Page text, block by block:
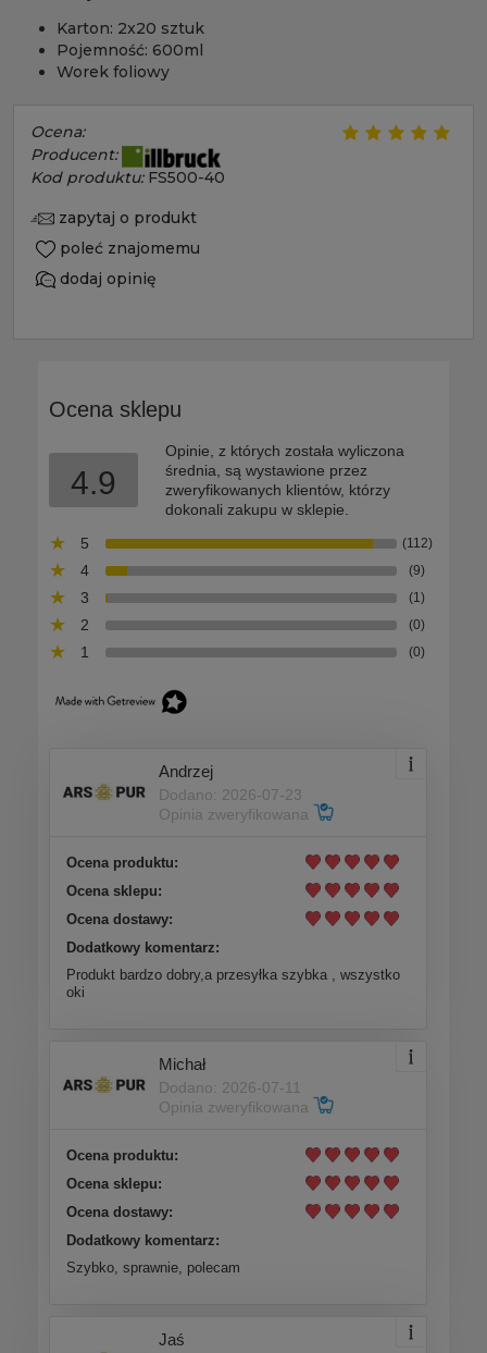
Karton: 2x20 sztuk
Pojemność: 600ml
Worek foliowy
Ocena:
Producent:
Kod produktu: FS500-40
zapytaj o produkt
poleć znajomemu
dodaj opinię
Ocena sklepu
4.9
Opinie, z których została wyliczona
średnia, są wystawione przez
zweryfikowanych klientów, którzy
dokonali zakupu w sklepie.
5
(112)
4 (9)
3 (1)
2 (0)
1 (0)
Andrzej
Dodano: 2026-07-23
Opinia zweryfikowana
Ocena produktu:
Ocena sklepu:
Ocena dostawy:
Dodatkowy komentarz:
Produkt bardzo dobry,a przesyłka szybka , wszystko
oki
Michał
Dodano: 2026-07-11
Opinia zweryfikowana
Ocena produktu:
Ocena sklepu:
Ocena dostawy:
Dodatkowy komentarz:
Szybko, sprawnie, polecam
Jaś